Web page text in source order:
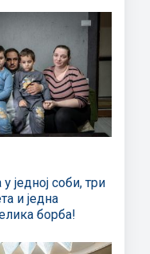
једној соби, три
и једна
борба!